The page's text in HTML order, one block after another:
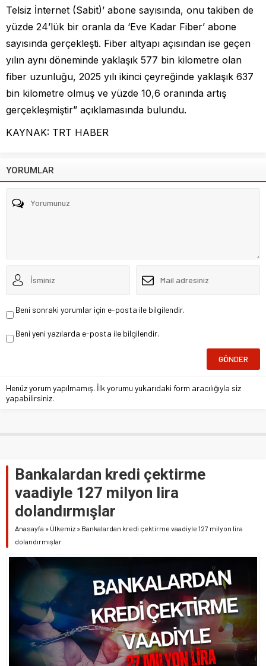
Telsiz İnternet (Sabit)’ abone sayısında, onu takiben de
yüzde 24’lük bir oranla da ‘Eve Kadar Fiber’ abone
sayısında gerçekleşti. Fiber altyapı açısından ise geçen
yılın aynı döneminde yaklaşık 577 bin kilometre olan
fiber uzunluğu, 2025 yılı ikinci çeyreğinde yaklaşık 637
bin kilometre olmuş ve yüzde 10,6 oranında artış
gerçekleşmiştir” açıklamasında bulundu.
KAYNAK: TRT HABER
YORUMLAR
Beni sonraki yorumlar için e-posta ile bilgilendir.
Beni yeni yazılarda e-posta ile bilgilendir.
Henüz yorum yapılmamış. İlk yorumu yukarıdaki form aracılığıyla siz
yapabilirsiniz.
Bankalardan kredi çektirme
vaadiyle 127 milyon lira
dolandırmışlar
Anasayfa » Ülkemiz » Bankalardan kredi çektirme vaadiyle 127 milyon lira
dolandırmışlar